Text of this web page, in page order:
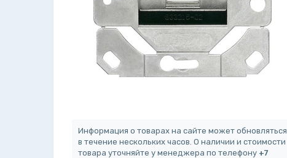
Информация о товарах на сайте может обновляться
в течение нескольких часов. О наличии и стоимости
товара уточняйте у менеджера по телефону +7